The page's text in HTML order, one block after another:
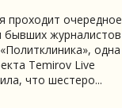
проходит очередное
бывших журналистов
одна
Temirov Live
что шестеро...